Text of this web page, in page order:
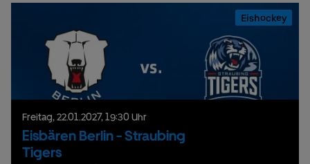
Eishockey
Freitag,22.01.2027,19:30 Uhr
Eisbären Berlin - Straubing
Tigers